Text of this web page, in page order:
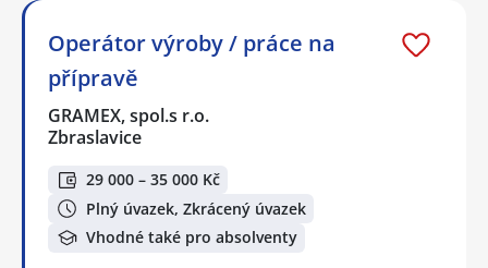
Operátor výroby / práce na
přípravě
GRAMEX, spol.s r.o.
Zbraslavice
29 000 – 35 000 Kč
Plný úvazek, Zkrácený úvazek
Vhodné také pro absolventy